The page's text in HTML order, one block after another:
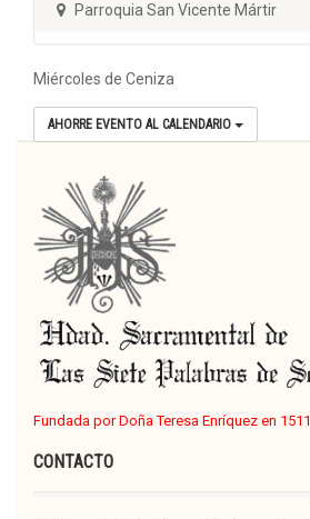
Parroquia San Vicente Mártir
Miércoles de Ceniza
AHORRE EVENTO AL CALENDARIO
Fundada por Doña Teresa Enríquez en 1511
CONTACTO